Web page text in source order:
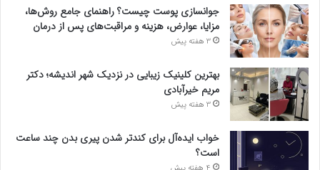
جوانسازی پوست چیست؟ راهنمای جامع روش‌ها،
مزایا، عوارض، هزینه و مراقبت‌های پس از درمان
3 هفته پیش
بهترین کلینیک زیبایی در نزدیک شهر اندیشه؛ دکتر
مریم خیرآبادی
3 هفته پیش
خواب ایده‌آل برای کندتر شدن پیری بدن چند ساعت
است؟